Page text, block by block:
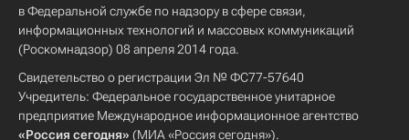
в Федеральной службе по надзору в сфере связи,
информационных технологий и массовых коммуникаций
(Роскомнадзор) 08 апреля 2014 года.
Свидетельство о регистрации Эл № ФС77-57640
Учредитель: Федеральное государственное унитарное
предприятие Международное информационное агентство
«Россия сегодня» (МИА «Россия сегодня»).